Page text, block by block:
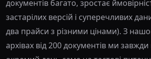
документів багато, зростає
застарілих версій і суперечливих
два прайси з різними цінами). З
архівах від 200 документів ми